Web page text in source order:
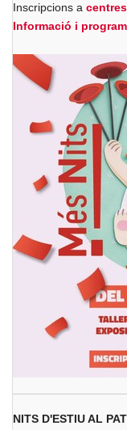
Inscripcions a
Informació i
NITS D'ESTIU AL